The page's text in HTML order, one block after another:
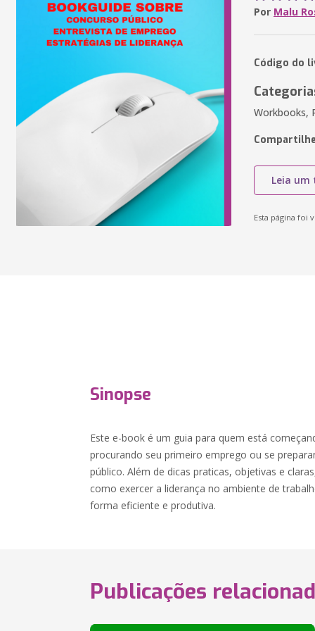
Por Malu
Código do
Workbooks,
Leia um
Esta página foi
Sinopse
Este e-book é um guia para quem está
procurando seu primeiro emprego ou se
público. Além de dicas praticas, objetivas e
como exercer a liderança no ambiente de
forma eficiente e produtiva.
Publicações